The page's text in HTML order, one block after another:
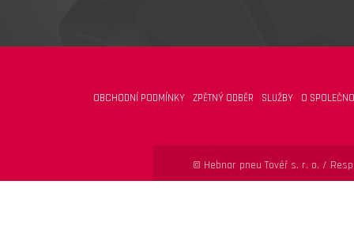
OBCHODNÍ PODMÍNKY ZPĚTNÝ ODBĚR SLUŽBY O
© Hebnar pneu Tovéř s. r. o. /